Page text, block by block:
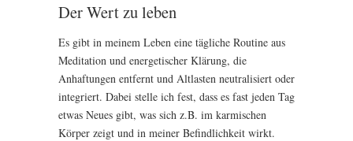
Der Wert zu leben
Es gibt in meinem Leben eine tägliche Routine aus
Meditation und energetischer Klärung, die
Anhaftungen entfernt und Altlasten neutralisiert oder
integriert. Dabei stelle ich fest, dass es fast jeden Tag
etwas Neues gibt, was sich z.B. im karmischen
Körper zeigt und in meiner Befindlichkeit wirkt.